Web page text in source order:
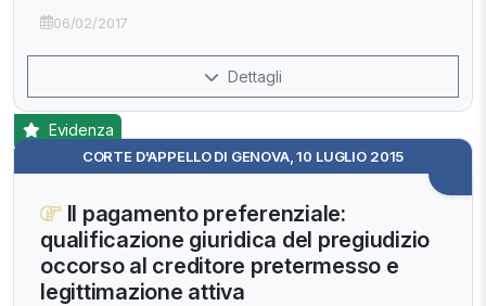
06/02/2017
Dettagli
CORTE D'APPELLO DI GENOVA, 10 LUGLIO 2015
Evidenza
Il pagamento preferenziale:
qualificazione giuridica del pregiudizio
occorso al creditore pretermesso e
legittimazione attiva